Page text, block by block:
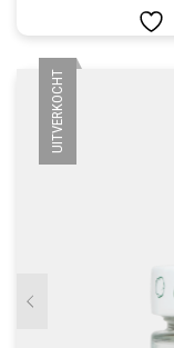
UITVERKOCHT